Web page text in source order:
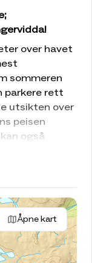
over havet
sommeren
parkere rett
utsikten over
peisen
også
har du
fire
aller fleste
er
Åpne kart